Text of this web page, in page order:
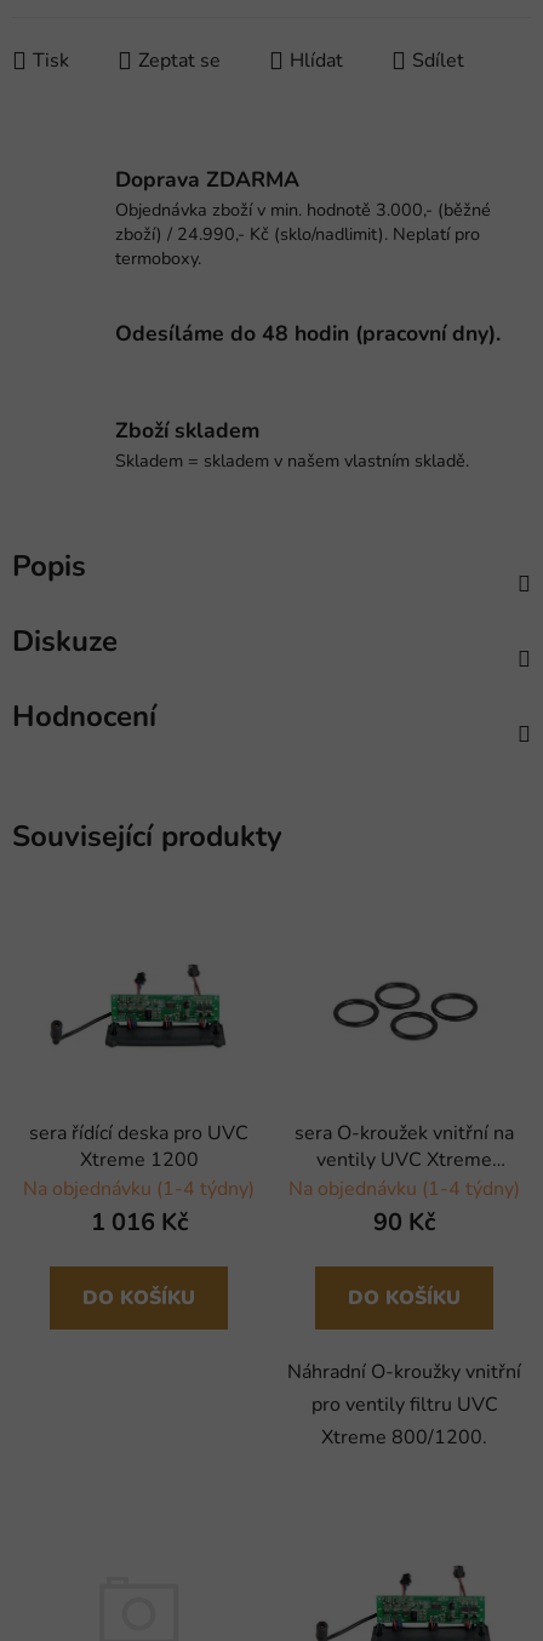
Tisk Zeptat se Hlídat Sdílet
Doprava ZDARMA
Objednávka zboží v min. hodnotě 3.000,- (běžné
zboží) / 24.990,- Kč (sklo/nadlimit). Neplatí pro
termoboxy.
Odesíláme do 48 hodin (pracovní dny).
Zboží skladem
Skladem = skladem v našem vlastním skladě.
Popis
Diskuze
Hodnocení
Související produkty
sera řídící deska pro UVC
Xtreme 1200
Na objednávku (1-4 týdny)
1 016 Kč
DO KOŠÍKU
sera O-kroužek vnitřní na
ventily UVC Xtreme
800/1200 - 4 ks
Na objednávku (1-4 týdny)
90 Kč
DO KOŠÍKU
Náhradní O-kroužky vnitřní
pro ventily filtru UVC
Xtreme 800/1200.